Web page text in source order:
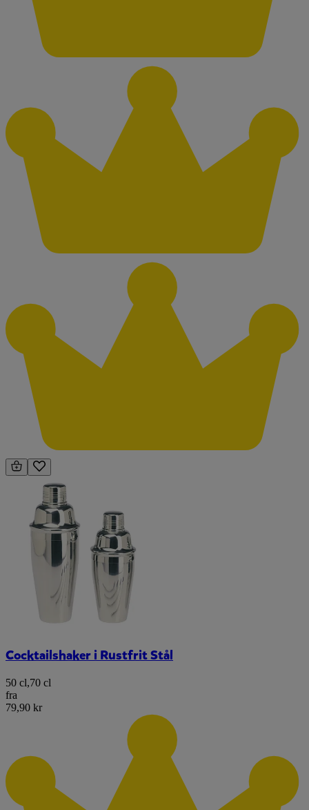
Cocktailshaker i Rustfrit Stål
50 cl,70 cl
fra
79,90 kr